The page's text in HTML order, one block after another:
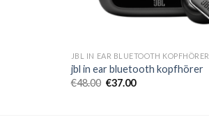
JBL IN EAR BLUETOOTH KOPFHÖRER
jbl in ear bluetooth kopfhörer
€48.00 €37.00